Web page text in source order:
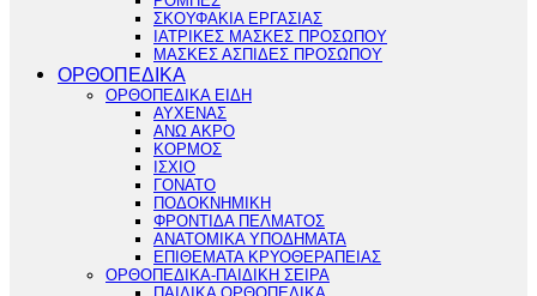
ΣΚΟΥΦΑΚΙΑ ΕΡΓΑΣΙΑΣ
ΙΑΤΡΙΚΕΣ ΜΑΣΚΕΣ ΠΡΟΣΩΠΟΥ
ΜΑΣΚΕΣ ΑΣΠΙΔΕΣ ΠΡΟΣΩΠΟΥ
ΟΡΘΟΠΕΔΙΚΑ
ΟΡΘΟΠΕΔΙΚΑ ΕΙΔΗ
ΑΥΧΕΝΑΣ
ΑΝΩ ΑΚΡΟ
ΚΟΡΜΟΣ
ΙΣΧΙΟ
ΓΟΝΑΤΟ
ΠΟΔΟΚΝΗΜΙΚΗ
ΦΡΟΝΤΙΔΑ ΠΕΛΜΑΤΟΣ
ΑΝΑΤΟΜΙΚΑ ΥΠΟΔΗΜΑΤΑ
ΕΠΙΘΕΜΑΤΑ ΚΡΥΟΘΕΡΑΠΕΙΑΣ
ΟΡΘΟΠΕΔΙΚΑ-ΠΑΙΔΙΚΗ ΣΕΙΡΑ